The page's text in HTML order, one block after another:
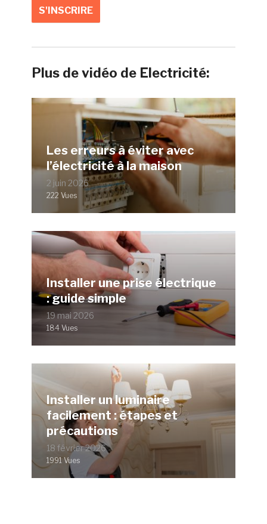
Plus de vidéo de Electricité:
Les erreurs à éviter avec
l’électricité à la maison
2 juin 2026
222 Vues
Installer une prise électrique
: guide simple
19 mai 2026
184 Vues
Installer un luminaire
facilement : étapes et
précautions
18 février 2026
1991 Vues